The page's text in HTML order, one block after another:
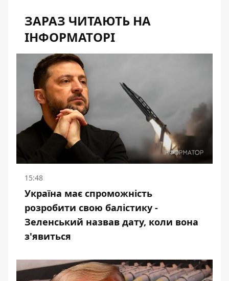
ЗАРАЗ ЧИТАЮТЬ НА
ІНФОРМАТОРІ
15:48
Україна має спроможність
розробити свою балістику -
Зеленський назвав дату, коли вона
з'явиться